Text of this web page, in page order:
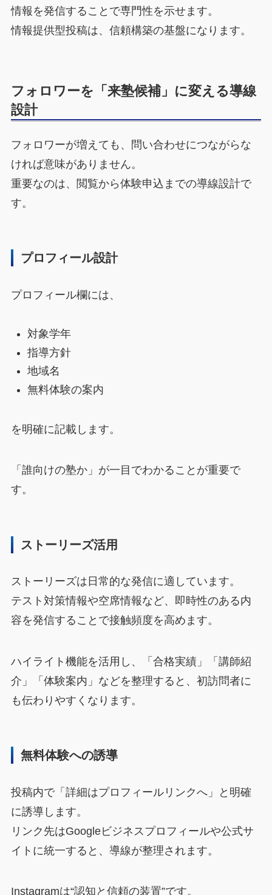
情報を発信することで専門性を示せます。
情報提供型投稿は、信頼構築の基盤になります。
フォロワーを「来塾候補」に変える導線
設計
フォロワーが増えても、問い合わせにつながらな
ければ意味がありません。
重要なのは、閲覧から体験申込までの導線設計で
す。
プロフィール設計
プロフィール欄には、
対象学年
指導方針
地域名
無料体験の案内
を明確に記載します。
「誰向けの塾か」が一目でわかることが重要で
す。
ストーリーズ活用
ストーリーズは日常的な発信に適しています。
テスト対策情報や空席情報など、即時性のある内
容を発信することで接触頻度を高めます。
ハイライト機能を活用し、「合格実績」「講師紹
介」「体験案内」などを整理すると、初訪問者に
も伝わりやすくなります。
無料体験への誘導
投稿内で「詳細はプロフィールリンクへ」と明確
に誘導します。
リンク先はGoogleビジネスプロフィールや公式サ
イトに統一すると、導線が整理されます。
Instagramは“認知と信頼の装置”です。